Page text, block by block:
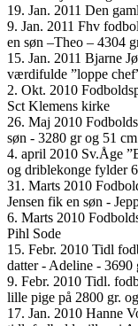
19. Jan. 2011 Den
9. Jan. 2011 Fhv
en søn –Theo – 4304
15. Jan. 2011 Bjarne
værdifulde ”loppe
2. Okt. 2010
Sct Klemens kirke
26. Maj 2010
søn - 3280 gr og 51
4. april 2010 Sv.Åge
og driblekonge fylder
31. Marts 2010
Jensen fik en søn -
6. Marts 2010
Pihl Sode
15. Febr. 2010 Tidl
datter - Adeline - 3690
9. Febr. 2010 Tidl.
lille pige på 2800 gr.
17. Jan. 2010 Hanne